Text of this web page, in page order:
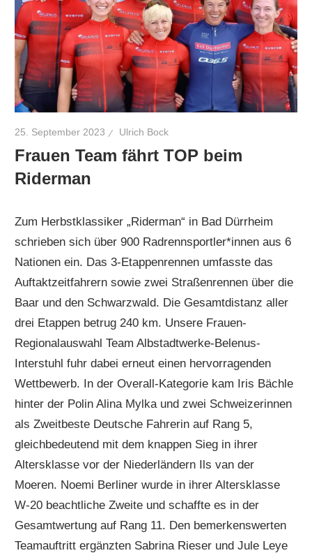
25. September 2023 Ulrich Bock
Frauen Team fährt TOP beim
Riderman
Zum Herbstklassiker „Riderman“ in Bad Dürrheim
schrieben sich über 900 Radrennsportler*innen aus 6
Nationen ein. Das 3-Etappenrennen umfasste das
Auftaktzeitfahrern sowie zwei Straßenrennen über die
Baar und den Schwarzwald. Die Gesamtdistanz aller
drei Etappen betrug 240 km. Unsere Frauen-
Regionalauswahl Team Albstadtwerke-Belenus-
Interstuhl fuhr dabei erneut einen hervorragenden
Wettbewerb. In der Overall-Kategorie kam Iris Bächle
hinter der Polin Alina Mylka und zwei Schweizerinnen
als Zweitbeste Deutsche Fahrerin auf Rang 5,
gleichbedeutend mit dem knappen Sieg in ihrer
Altersklasse vor der Niederländern Ils van der
Moeren. Noemi Berliner wurde in ihrer Altersklasse
W-20 beachtliche Zweite und schaffte es in der
Gesamtwertung auf Rang 11. Den bemerkenswerten
Teamauftritt ergänzten Sabrina Rieser und Jule Leye